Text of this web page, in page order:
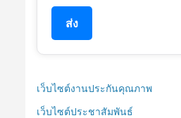
ส่ง
เว็บไซต์งานประกันคุณภาพ
เว็บไซต์ประชาสัมพันธ์